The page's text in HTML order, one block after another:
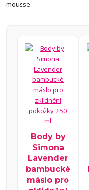
mousse.
Body by
Simona
Lavender
bambucké
máslo pro